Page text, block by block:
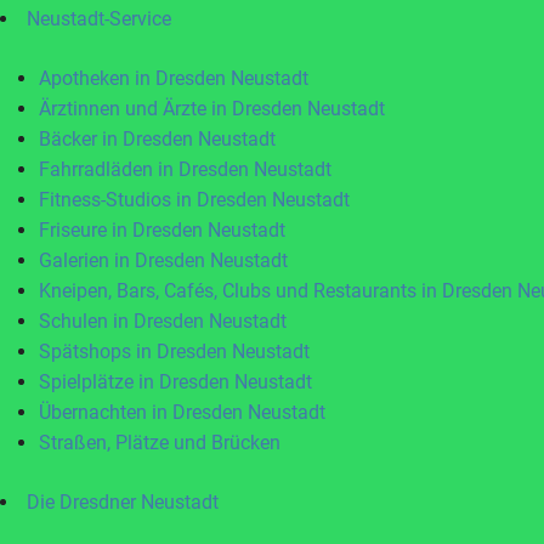
Neustadt-Service
Apotheken in Dresden Neustadt
Ärztinnen und Ärzte in Dresden Neustadt
Bäcker in Dresden Neustadt
Fahrradläden in Dresden Neustadt
Fitness-Studios in Dresden Neustadt
Friseure in Dresden Neustadt
Galerien in Dresden Neustadt
Kneipen, Bars, Cafés, Clubs und Restaurants in Dresden
Schulen in Dresden Neustadt
Spätshops in Dresden Neustadt
Spielplätze in Dresden Neustadt
Übernachten in Dresden Neustadt
Straßen, Plätze und Brücken
Die Dresdner Neustadt